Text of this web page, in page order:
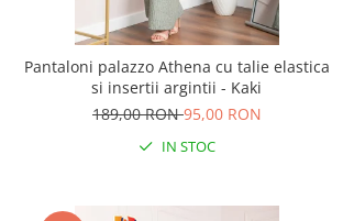
Pantaloni palazzo Athena cu talie elastica
si insertii argintii - Kaki
189,00 RON95,00 RON
IN STOC